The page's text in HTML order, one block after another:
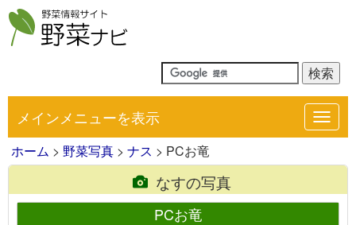
メインメニューを表示
ホーム > 野菜写真 > ナス > PCお竜
なすの写真
PCお竜